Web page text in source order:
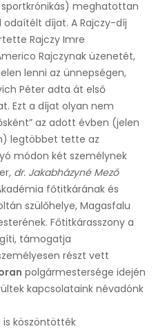
meghatottan
díjat. A Rajczy-díj
Rajczy Imre
Rajczynak üzenetét,
lenni az ünnepségen,
Péter adta át első
Ezt a díjat olyan nem
az adott évben (jelen
legtöbbet tette az
módon két személynek
, dr. Jakabházyné Mező
főtitkárának és
szülőhelye, Magasfalu
Főtitkárasszony a
támogatja
részt vett
polgármestersége idején
kapcsolataink névadónk
is köszöntötték